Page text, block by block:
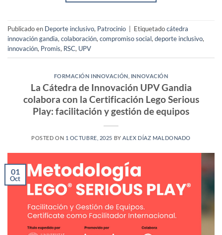
Publicado en Deporte inclusivo, Patrocinio Etiquetadocátedra
innovación gandia,colaboración,compromiso social,deporte inclusivo,
innovación, Promis, RSC, UPV
FORMACIÓN INNOVACIÓN INNOVACIÓN
La Cátedra de Innovación UPV Gandia
colabora con la Certificación Lego Serious
Play: facilitación y gestión de equipos
POSTED ON 1 OCTUBRE, 2025 BYALEX DÍAZ MALDONADO
01
Oct